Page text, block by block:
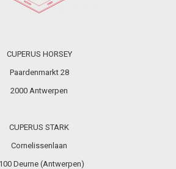
CUPERUS HORSEY
Paardenmarkt 28
2000 Antwerpen
CUPERUS STARK
Cornelissenlaan
Deurne (Antwerpen)